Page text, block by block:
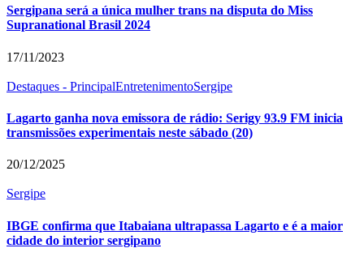
Sergipana será a única mulher trans na disputa do Miss
Supranational Brasil 2024
17/11/2023
Destaques - PrincipalEntretenimentoSergipe
Lagarto ganha nova emissora de rádio: Serigy 93.9 FM inicia
transmissões experimentais neste sábado (20)
20/12/2025
Sergipe
IBGE confirma que Itabaiana ultrapassa Lagarto e é a maior
cidade do interior sergipano